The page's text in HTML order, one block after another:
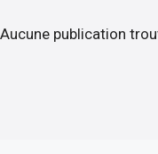
Aucune publication